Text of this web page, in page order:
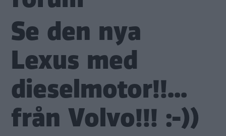
Se den nya
Lexus med
dieselmotor!!...
från Volvo!!! :-))